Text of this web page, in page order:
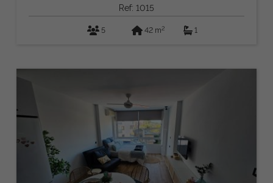
Ref: 1015
5 42 m2 1